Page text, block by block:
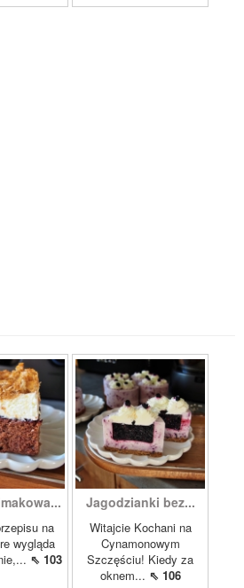
na
wygląda
⇖ 103
Jagodzianki bez...
Witajcie Kochani na
Cynamonowym
Szczęściu! Kiedy za
oknem... ⇖ 106